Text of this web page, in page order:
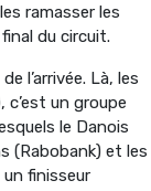
ramasser les
du circuit.
l’arrivée. Là, les
c’est un groupe
le Danois
(Rabobank) et les
un finisseur